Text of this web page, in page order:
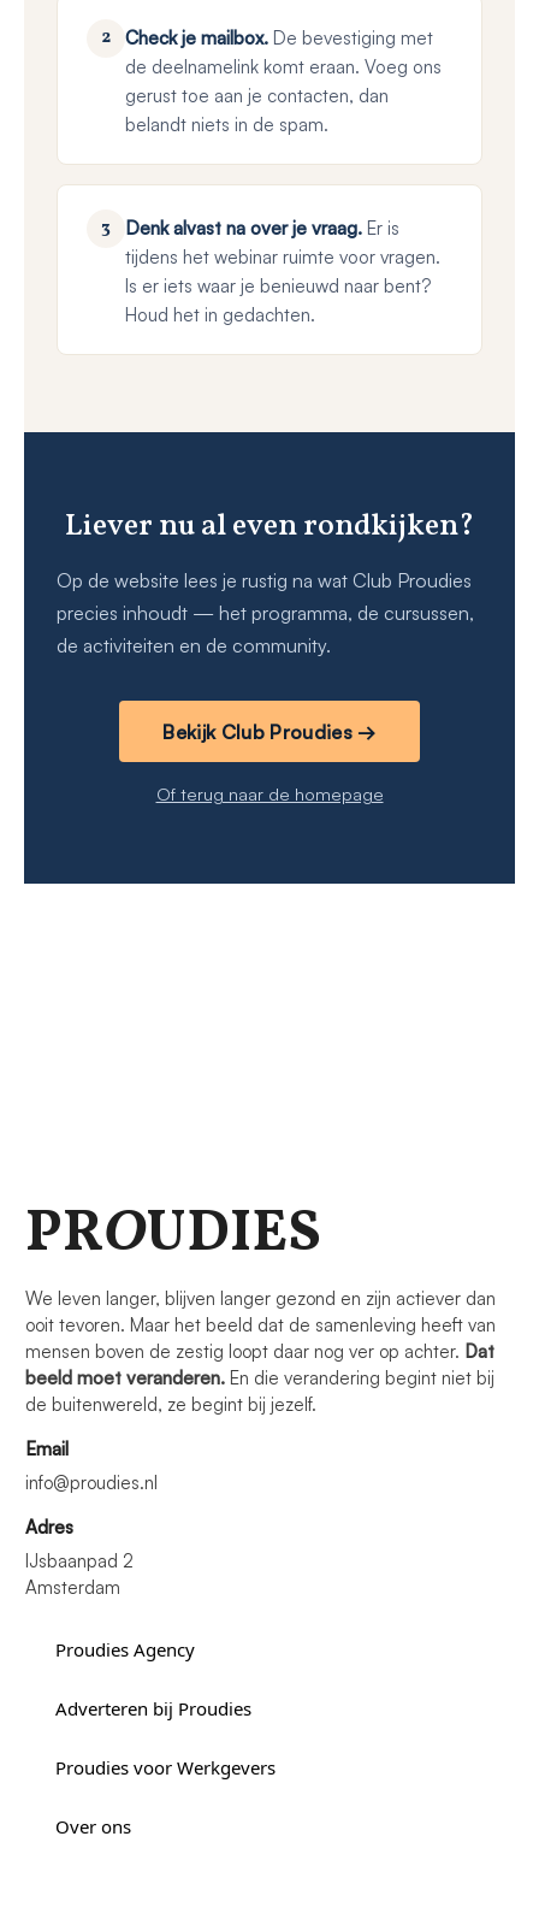
2 Check je mailbox.De bevestiging met
de deelnamelink komt eraan. Voeg ons
gerust toe aan je contacten, dan
belandt niets in de spam.
3 Denk alvast na over je vraag.Er is
tijdens het webinar ruimte voor vragen.
Is er iets waar je benieuwd naar bent?
Houd het in gedachten.
Liever nu al even rondkijken?
Op de website lees je rustig na wat Club Proudies
precies inhoudt — het programma, de cursussen,
de activiteiten en de community.
Bekijk Club Proudies →
Of terug naar de homepage
PROUDIES
We leven langer, blijven langer gezond en zijn actiever dan
ooit tevoren. Maar het beeld dat de samenleving heeft van
mensen boven de zestig loopt daar nog ver op achter. Dat
beeld moet veranderen. En die verandering begint niet bij
de buitenwereld, ze begint bij jezelf.
Email
info@proudies.nl
Adres
IJsbaanpad 2
Amsterdam
Proudies Agency
Adverteren bij Proudies
Proudies voor Werkgevers
Over ons